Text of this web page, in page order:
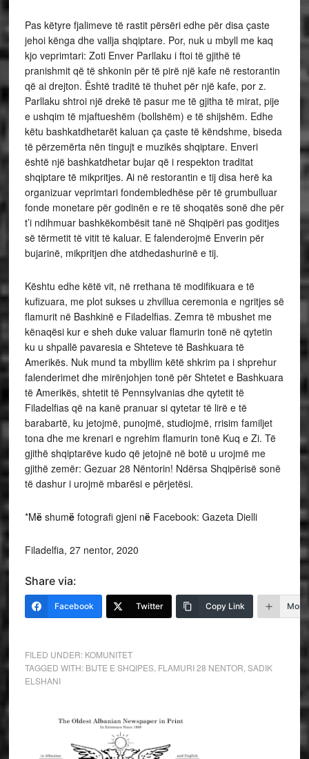
Pas këtyre fjalimeve të rastit përsëri edhe për disa çaste
jehoi kënga dhe vallja shqiptare. Por, nuk u mbyll me kaq
kjo veprimtari: Zoti Enver Parllaku i ftoi të gjithë të
pranishmit që të shkonin për të pirë një kafe në restorantin
që ai drejton. Është traditë të thuhet për një kafe, por z.
Parllaku shtroi një drekë të pasur me të gjitha të mirat, pije
e ushqim të mjaftueshëm (bollshëm) e të shijshëm. Edhe
këtu bashkatdhetarët kaluan ça çaste të këndshme, biseda
të përzemërta nën tingujt e muzikës shqiptare. Enveri
është një bashkatdhetar bujar që i respekton traditat
shqiptare të mikpritjes. Ai në restorantin e tij disa herë ka
organizuar veprimtari fondembledhëse për të grumbulluar
fonde monetare për godinën e re të shoqatës sonë dhe për
t’i ndihmuar bashkëkombësit tanë në Shqipëri pas goditjes
së tërmetit të vitit të kaluar. E falenderojmë Enverin për
bujarinë, mikpritjen dhe atdhedashurinë e tij.
Kështu edhe këtë vit, në rrethana të modifikuara e të
kufizuara, me plot sukses u zhvillua ceremonia e ngritjes së
flamurit në Bashkinë e Filadelfias. Zemra të mbushet me
kënaqësi kur e sheh duke valuar flamurin tonë në qytetin
ku u shpallë pavaresia e Shteteve të Bashkuara të
Amerikës. Nuk mund ta mbyllim këtë shkrim pa i shprehur
falenderimet dhe mirënjohjen tonë për Shtetet e Bashkuara
të Amerikës, shtetit të Pennsylvanias dhe qytetit të
Filadelfias që na kanë pranuar si qytetar të lirë e të
barabartë, ku jetojmë, punojmë, studiojmë, rrisim familjet
tona dhe me krenari e ngrehim flamurin tonë Kuq e Zi. Të
gjithë shqiptarëve kudo që jetojnë në botë u urojmë me
gjithë zemër: Gezuar 28 Nëntorin! Ndërsa Shqipërisë sonë
të dashur i urojmë mbarësi e përjetësi.
*Mëshumëfotografi gjeni nëFacebook: Gazeta Dielli
Filadelfia, 27 nentor, 2020
Share via:
Facebook Twitter Copy Link More
FILED UNDER: KOMUNITET
TAGGED WITH: BIJTE E SHQIPES, FLAMURI 28 NENTOR SADIK
ELSHANI